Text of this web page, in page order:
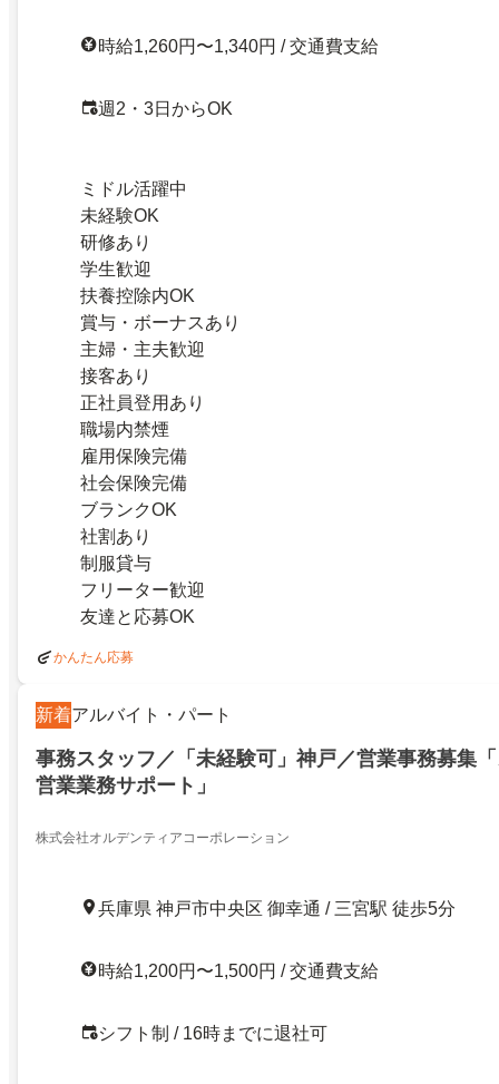
時給1,260円〜1,340円 / 交通費支給
週2・3日からOK
ミドル活躍中
未経験OK
研修あり
学生歓迎
扶養控除内OK
賞与・ボーナスあり
主婦・主夫歓迎
接客あり
正社員登用あり
職場内禁煙
雇用保険完備
社会保険完備
ブランクOK
社割あり
制服貸与
フリーター歓迎
友達と応募OK
かんたん応募
新着アルバイト・パート
事務スタッフ／「未経験可」神戸／営業事務募集
営業業務サポート」
株式会社オルデンティアコーポレーション
兵庫県 神戸市中央区 御幸通 / 三宮駅 徒歩5分
時給1,200円〜1,500円 / 交通費支給
シフト制 / 16時までに退社可